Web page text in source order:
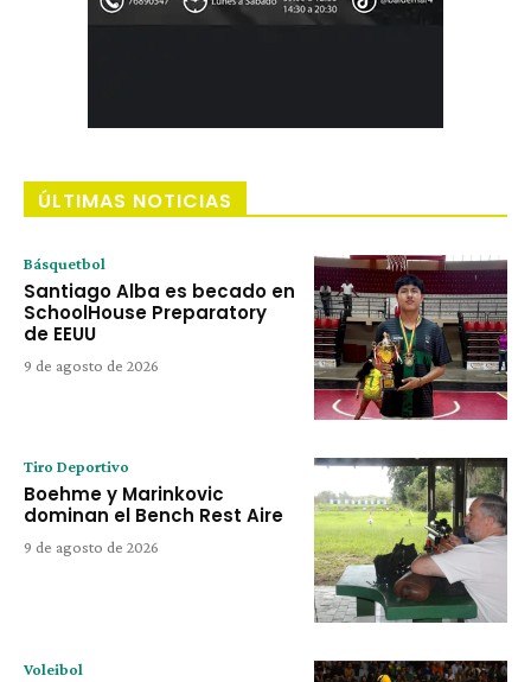
ÚLTIMAS NOTICIAS
Básquetbol
Santiago Alba es becado en
SchoolHouse Preparatory
de EEUU
9 de agosto de 2026
Tiro Deportivo
Boehme y Marinkovic
dominan el Bench Rest Aire
9 de agosto de 2026
Voleibol